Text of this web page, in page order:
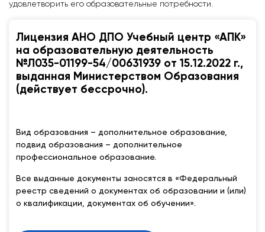
удовлетворить его образовательные потребности.
Лицензия АНО ДПО Учебный центр «АПК»
на образовательную деятельность
№Л035-01199-54/00631939 от 15.12.2022 г.,
выданная Министерством Образования
(действует бессрочно).
Вид образования – дополнительное образование,
подвид образования – дополнительное
профессиональное образование.
Все выданные документы заносятся в «Федеральный
реестр сведений о документах об образовании и (или)
о квалификации, документах об обучении».